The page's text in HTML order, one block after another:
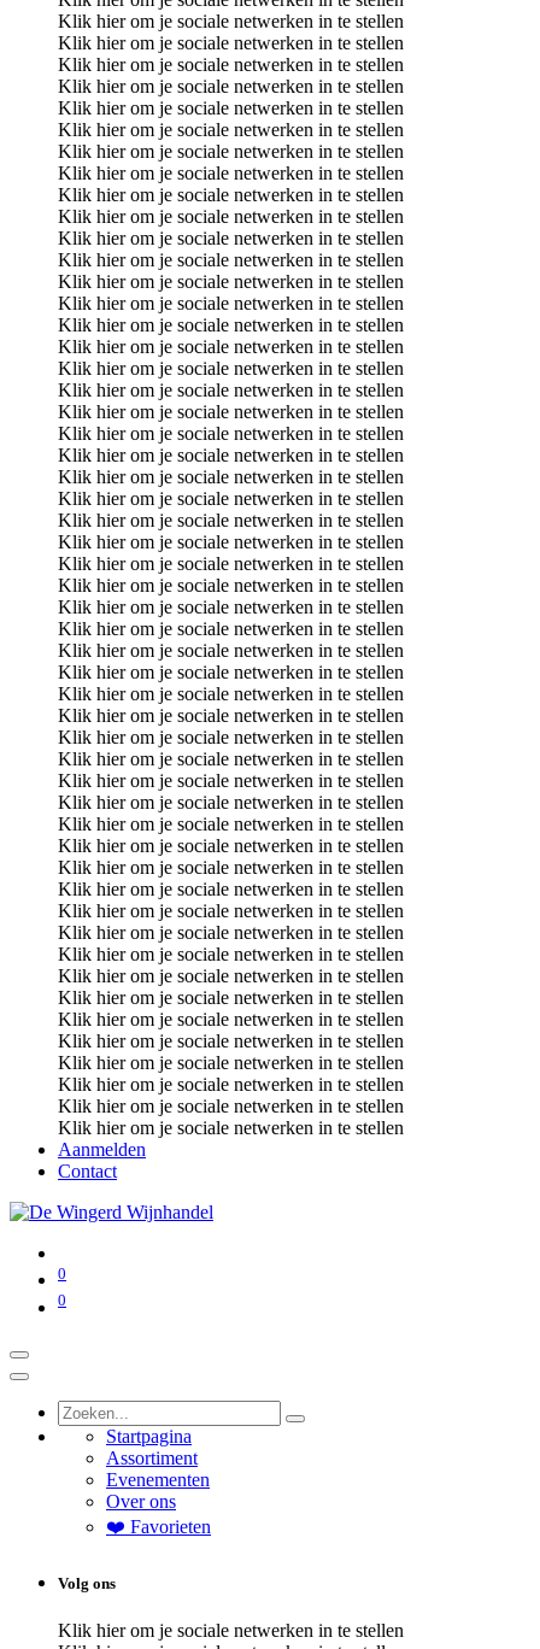
Klik hier om je sociale netwerken in te stellen
Klik hier om je sociale netwerken in te stellen
Klik hier om je sociale netwerken in te stellen
Klik hier om je sociale netwerken in te stellen
Klik hier om je sociale netwerken in te stellen
Klik hier om je sociale netwerken in te stellen
Klik hier om je sociale netwerken in te stellen
Klik hier om je sociale netwerken in te stellen
Klik hier om je sociale netwerken in te stellen
Klik hier om je sociale netwerken in te stellen
Klik hier om je sociale netwerken in te stellen
Klik hier om je sociale netwerken in te stellen
Klik hier om je sociale netwerken in te stellen
Klik hier om je sociale netwerken in te stellen
Klik hier om je sociale netwerken in te stellen
Klik hier om je sociale netwerken in te stellen
Klik hier om je sociale netwerken in te stellen
Klik hier om je sociale netwerken in te stellen
Klik hier om je sociale netwerken in te stellen
Klik hier om je sociale netwerken in te stellen
Klik hier om je sociale netwerken in te stellen
Klik hier om je sociale netwerken in te stellen
Klik hier om je sociale netwerken in te stellen
Klik hier om je sociale netwerken in te stellen
Klik hier om je sociale netwerken in te stellen
Klik hier om je sociale netwerken in te stellen
Klik hier om je sociale netwerken in te stellen
Klik hier om je sociale netwerken in te stellen
Klik hier om je sociale netwerken in te stellen
Klik hier om je sociale netwerken in te stellen
Klik hier om je sociale netwerken in te stellen
Klik hier om je sociale netwerken in te stellen
Klik hier om je sociale netwerken in te stellen
Klik hier om je sociale netwerken in te stellen
Klik hier om je sociale netwerken in te stellen
Klik hier om je sociale netwerken in te stellen
Klik hier om je sociale netwerken in te stellen
Klik hier om je sociale netwerken in te stellen
Klik hier om je sociale netwerken in te stellen
Klik hier om je sociale netwerken in te stellen
Klik hier om je sociale netwerken in te stellen
Klik hier om je sociale netwerken in te stellen
Klik hier om je sociale netwerken in te stellen
Klik hier om je sociale netwerken in te stellen
Klik hier om je sociale netwerken in te stellen
Klik hier om je sociale netwerken in te stellen
Klik hier om je sociale netwerken in te stellen
Klik hier om je sociale netwerken in te stellen
Klik hier om je sociale netwerken in te stellen
Klik hier om je sociale netwerken in te stellen
Klik hier om je sociale netwerken in te stellen
Klik hier om je sociale netwerken in te stellen
Aanmelden
Contact
0
0
Startpagina
Assortiment
Evenementen
Over ons
❤️ Favorieten
Volg ons
Klik hier om je sociale netwerken in te stellen